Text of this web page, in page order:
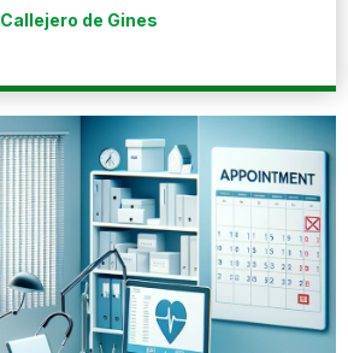
Callejero de Gines